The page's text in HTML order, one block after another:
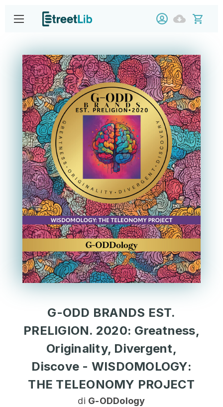
G-ODD BRANDS EST.
PRELIGION. 2020: Greatness,
Originality, Divergent,
Discove - WISDOMOLOGY:
THE TELEONOMY PROJECT
di G-ODDology